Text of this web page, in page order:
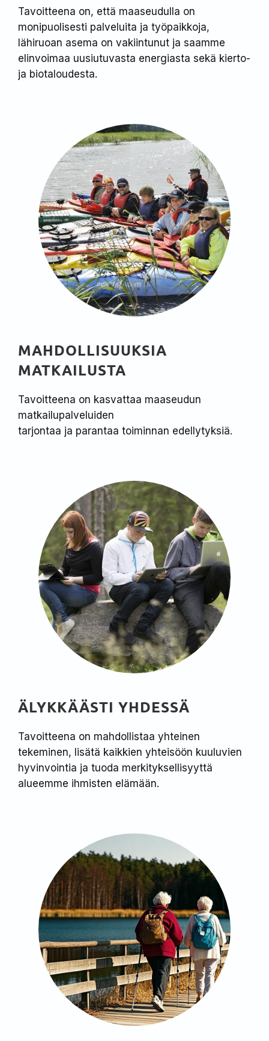
Tavoitteena on, että maaseudulla on
monipuolisesti palveluita ja työpaikkoja,
lähiruoan asema on vakiintunut ja saamme
elinvoimaa uusiutuvasta energiasta sekä kierto-
ja biotaloudesta.
MAHDOLLISUUKSIA
MATKAILUSTA
Tavoitteena on kasvattaa maaseudun
matkailupalveluiden
tarjontaa ja parantaa toiminnan edellytyksiä.
ÄLYKKÄÄSTI YHDESSÄ
Tavoitteena on mahdollistaa yhteinen
tekeminen, lisätä kaikkien yhteisöön kuuluvien
hyvinvointia ja tuoda merkityksellisyyttä
alueemme ihmisten elämään.